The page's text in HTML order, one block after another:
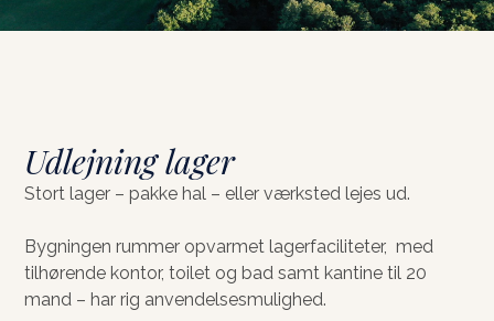
Udlejning lager
Stort lager – pakke hal – eller værksted lejes ud.
Bygningen rummer opvarmet lagerfaciliteter, med
tilhørende kontor, toilet og bad samt kantine til 20
mand – har rig anvendelsesmulighed.